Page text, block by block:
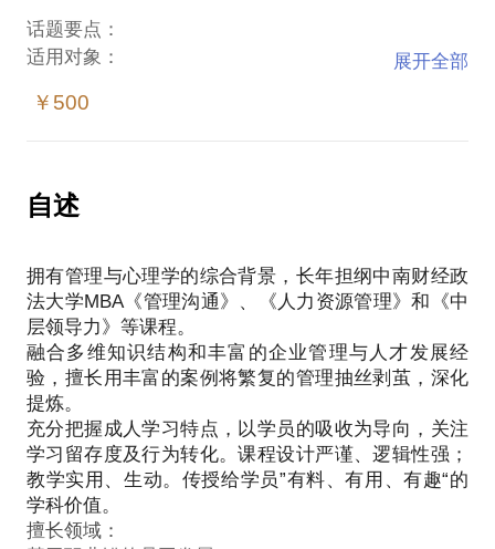
话题要点：
适用对象：
5年以上职龄、对自己职业发展有困惑的你
职业发展测评（包括但不限于职业锚，见面前实施）
测评报告解读，找到你的职业锚倾向（四维度定位）
便于你更好地获取职业发展资源，向建立与上级健
康、互信的工作关系迈出第一步
个性化的职业发展规则辅导（用职业锚量身订制
IDP）
重塑认知：不同时期的职业发展诉求；职业发展规划
展开全部
￥500
自述
拥有管理与心理学的综合背景，长年担纲中南财经政
法大学MBA《管理沟通》、《人力资源管理》和《中
层领导力》等课程。
融合多维知识结构和丰富的企业管理与人才发展经
验，擅长用丰富的案例将繁复的管理抽丝剥茧，深化
提炼。
充分把握成人学习特点，以学员的吸收为导向，关注
学习留存度及行为转化。课程设计严谨、逻辑性强；
教学实用、生动。传授给学员”有料、有用、有趣“的
学科价值。
擅长领域：